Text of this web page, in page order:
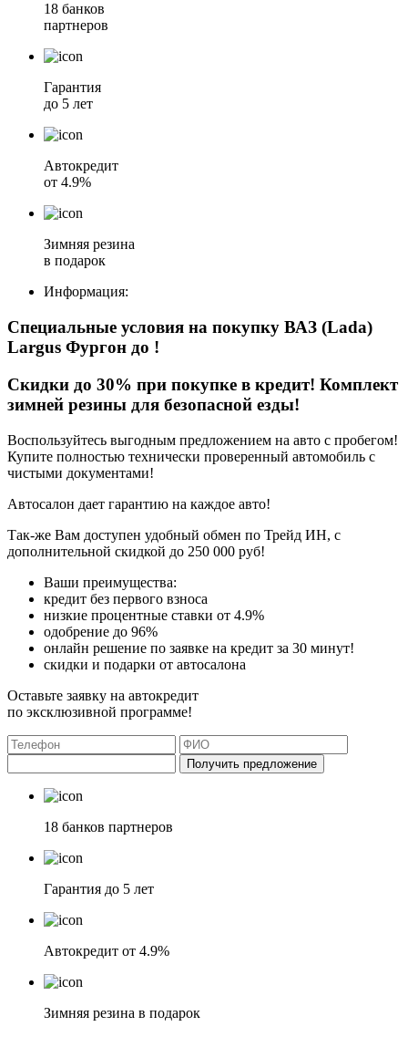
18 банков
партнеров
Гарантия
до 5 лет
Автокредит
от 4.9%
Зимняя резина
в подарок
Информация:
Специальные условия на покупку ВАЗ (Lada)
Largus Фургон до !
Скидки до 30% при покупке в кредит! Комплект
зимней резины для безопасной езды!
Воспользуйтесь выгодным предложением на авто с пробегом!
Купите полностью технически проверенный автомобиль с
чистыми документами!
Автосалон дает гарантию на каждое авто!
Так-же Вам доступен удобный обмен по Трейд ИН, с
дополнительной скидкой до 250 000 руб!
Ваши преимущества:
кредит без первого взноса
низкие процентные ставки от 4.9%
одобрение до 96%
онлайн решение по заявке на кредит за 30 минут!
скидки и подарки от автосалона
Оставьте заявку на автокредит
по эксклюзивной программе!
Получить предложение
18 банков партнеров
Гарантия до 5 лет
Автокредит от 4.9%
Зимняя резина в подарок